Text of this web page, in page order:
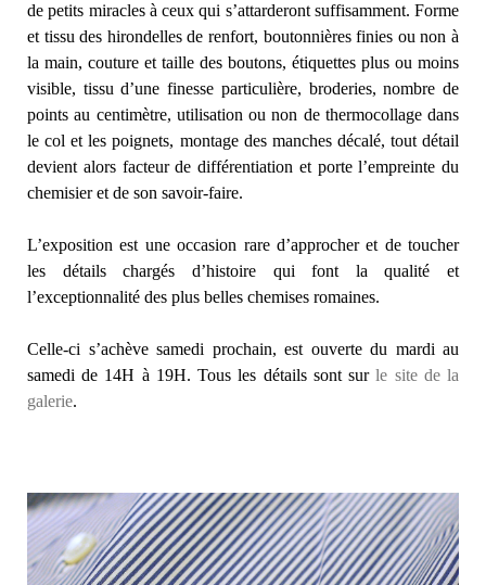
de petits miracles à ceux qui s’attarderont suffisamment. Forme
et tissu des hirondelles de renfort, boutonnières finies ou non à
la main, couture et taille des boutons, étiquettes plus ou moins
visible, tissu d’une finesse particulière, broderies, nombre de
points au centimètre, utilisation ou non de thermocollage dans
le col et les poignets, montage des manches décalé, tout détail
devient alors facteur de différentiation et porte l’empreinte du
chemisier et de son savoir-faire.
L’exposition est une occasion rare d’approcher et de toucher
les détails chargés d’histoire qui font la qualité et
l’exceptionnalité des plus belles chemises romaines.
Celle-ci s’achève samedi prochain, est ouverte du mardi au
samedi de 14H à 19H. Tous les détails sont surle site de la
galerie.